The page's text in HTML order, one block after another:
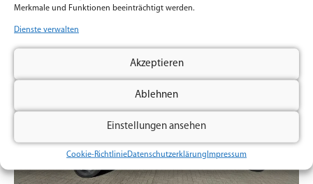
Merkmale und Funktionen beeinträchtigt werden.
Dienste verwalten
Akzeptieren
Ablehnen
Einstellungen ansehen
Cookie-RichtlinieDatenschutzerklärung Impressum
Weiterlesen »